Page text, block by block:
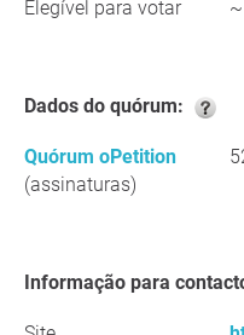
Elegível para votar
Dados do quórum:
Quórum oPetition
(assinaturas)
Informação para